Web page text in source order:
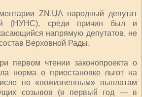
ZN.UA народный депутат
(НУНС), среди причин был и
напрямую депутатов, не
Верховной Рады.
первом чтении законопроекта о
норма о приостановке льгот на
по «пожизненным» выплатам
созывов (в первый год — в